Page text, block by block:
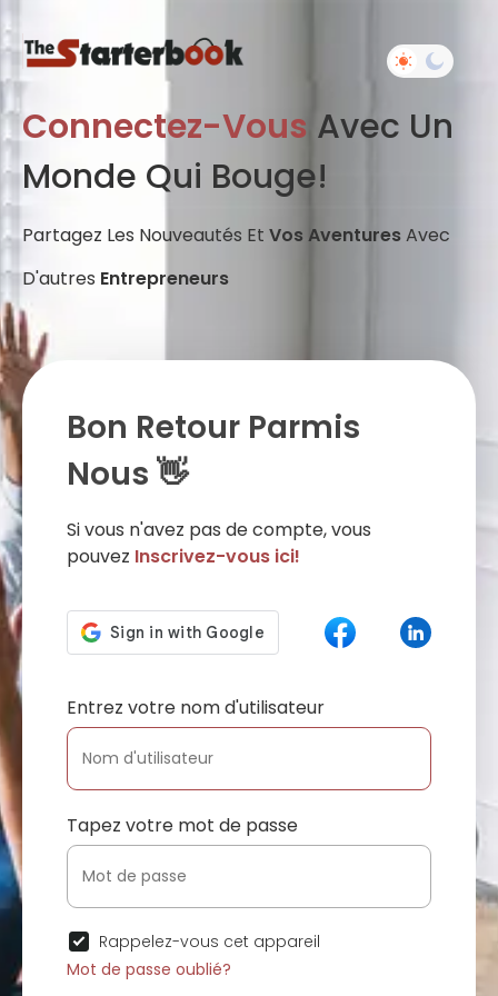
Connectez-Vous Avec Un
Monde Qui Bouge!
Partagez Les Nouveautés Et Vos AventuresAvec
D'autres Entrepreneurs
Bon Retour Parmis
Nous 👋
Si vous n'avez pas de compte, vous
pouvez Inscrivez-vous ici!
Entrez votre nom d'utilisateur
Tapez votre mot de passe
Rappelez-vous cet appareil
Mot de passe oublié?